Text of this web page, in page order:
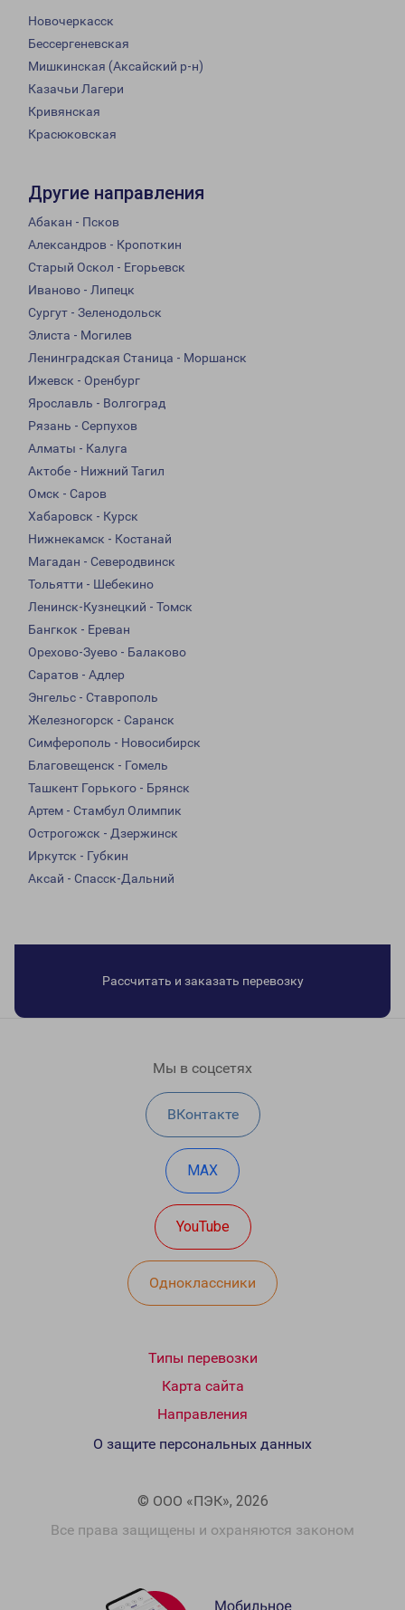
Новочеркасск
Бессергеневская
Мишкинская (Аксайский р-н)
Казачьи Лагери
Кривянская
Красюковская
Другие направления
Абакан - Псков
Александров - Кропоткин
Старый Оскол - Егорьевск
Иваново - Липецк
Сургут - Зеленодольск
Элиста - Могилев
Ленинградская Станица - Моршанск
Ижевск - Оренбург
Ярославль - Волгоград
Рязань - Серпухов
Алматы - Калуга
Актобе - Нижний Тагил
Омск - Саров
Хабаровск - Курск
Нижнекамск - Костанай
Магадан - Северодвинск
Тольятти - Шебекино
Ленинск-Кузнецкий - Томск
Бангкок - Ереван
Орехово-Зуево - Балаково
Саратов - Адлер
Энгельс - Ставрополь
Железногорск - Саранск
Симферополь - Новосибирск
Благовещенск - Гомель
Ташкент Горького - Брянск
Артем - Стамбул Олимпик
Острогожск - Дзержинск
Иркутск - Губкин
Аксай - Спасск-Дальний
Рассчитать и заказать перевозку
Мы в соцсетях
ВКонтакте
MAX
YouTube
Одноклассники
Типы перевозки
Карта сайта
Направления
© ООО «ПЭК», 2026
Все права защищены и охраняются законом
О защите персональных данных